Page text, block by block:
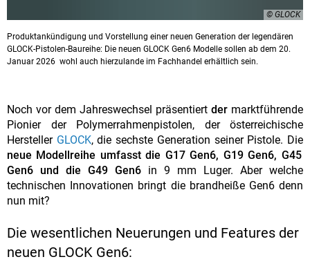
© GLOCK
Produktankündigung und Vorstellung einer neuen Generation der legendären
GLOCK-Pistolen-Baureihe: Die neuen GLOCK Gen6 Modelle sollen ab dem 20.
Januar 2026 wohl auch hierzulande im Fachhandel erhältlich sein.
Noch vor dem Jahreswechsel präsentiert der marktführende
Pionier der Polymerrahmenpistolen, der österreichische
Hersteller GLOCK, die sechste Generation seiner Pistole. Die
neue Modellreihe umfasst die G17 Gen6, G19 Gen6, G45
Gen6 und die G49 Gen6 in 9 mm Luger. Aber welche
technischen Innovationen bringt die brandheiße Gen6 denn
nun mit?
Die wesentlichen Neuerungen und Features der
neuen GLOCK Gen6: